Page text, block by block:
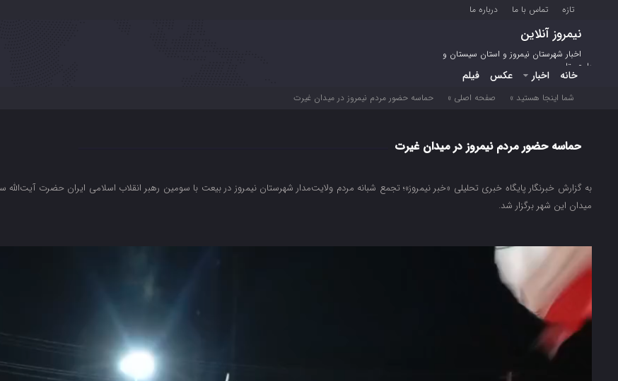
تازه تماس با ما درباره ما
نیمروز آنلاین
اخبار شهرستان نیمروز و استان سیستان و
بلوچستان
خانه اخبار عکس فیلم
شما اینجا هستید »
صفحه اصلی » حماسه حضور مردم نیمروز در میدان غیرت
حماسه حضور مردم نیمروز در میدان غیرت
به گزارش خبرنگار پایگاه خبری تحلیلی «خبر نیمروز»؛ تجمع شبانه مردم ولایت‌مدار شهرستان نیمروز در بیعت با سومین رهبر انقلاب اسلامی ایران حضرت
میدان این شهر برگزار شد.
نمایشگر
ویدیو